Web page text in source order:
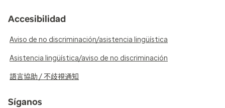
Accesibilidad
Aviso de no discriminación/asistencia lingüística
Asistencia lingüística/aviso de no discriminación
語言協助 / 不歧視通知
Síganos